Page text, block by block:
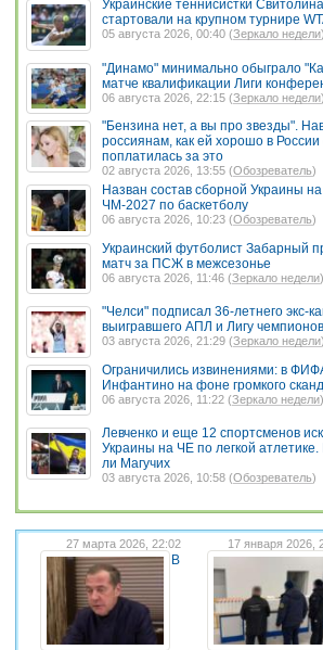
Украинские теннисистки
стартовали на крупном турнире
05 августа 2026, 00:40 (Зеркало недели)
"Динамо" минимально обыграло
матче квалификации Лиги
06 августа 2026, 22:15 (Зеркало недели)
"Бензина нет, а вы про звезды".
россиянам, как ей хорошо в
поплатилась за это
02 августа 2026, 13:55 (Обозреватель)
Назван состав сборной Украины
ЧМ-2027 по баскетболу
06 августа 2026, 10:23 (Обозреватель)
Украинский футболист Забарный
матч за ПСЖ в межсезонье
06 августа 2026, 11:46 (Зеркало недели)
"Челси" подписал 36-летнего экс-
выигравшего АПЛ и Лигу чемпионов
03 августа 2026, 21:29 (Зеркало недели)
Ограничились извинениями: в
Инфантино на фоне громкого
06 августа 2026, 11:22 (Зеркало недели)
Левченко и еще 12 спортсменов
Украины на ЧЕ по легкой атлетике.
ли Магучих
03 августа 2026, 10:58 (Обозреватель)
27 марта 2026, 22:02
В
17 января 2026,